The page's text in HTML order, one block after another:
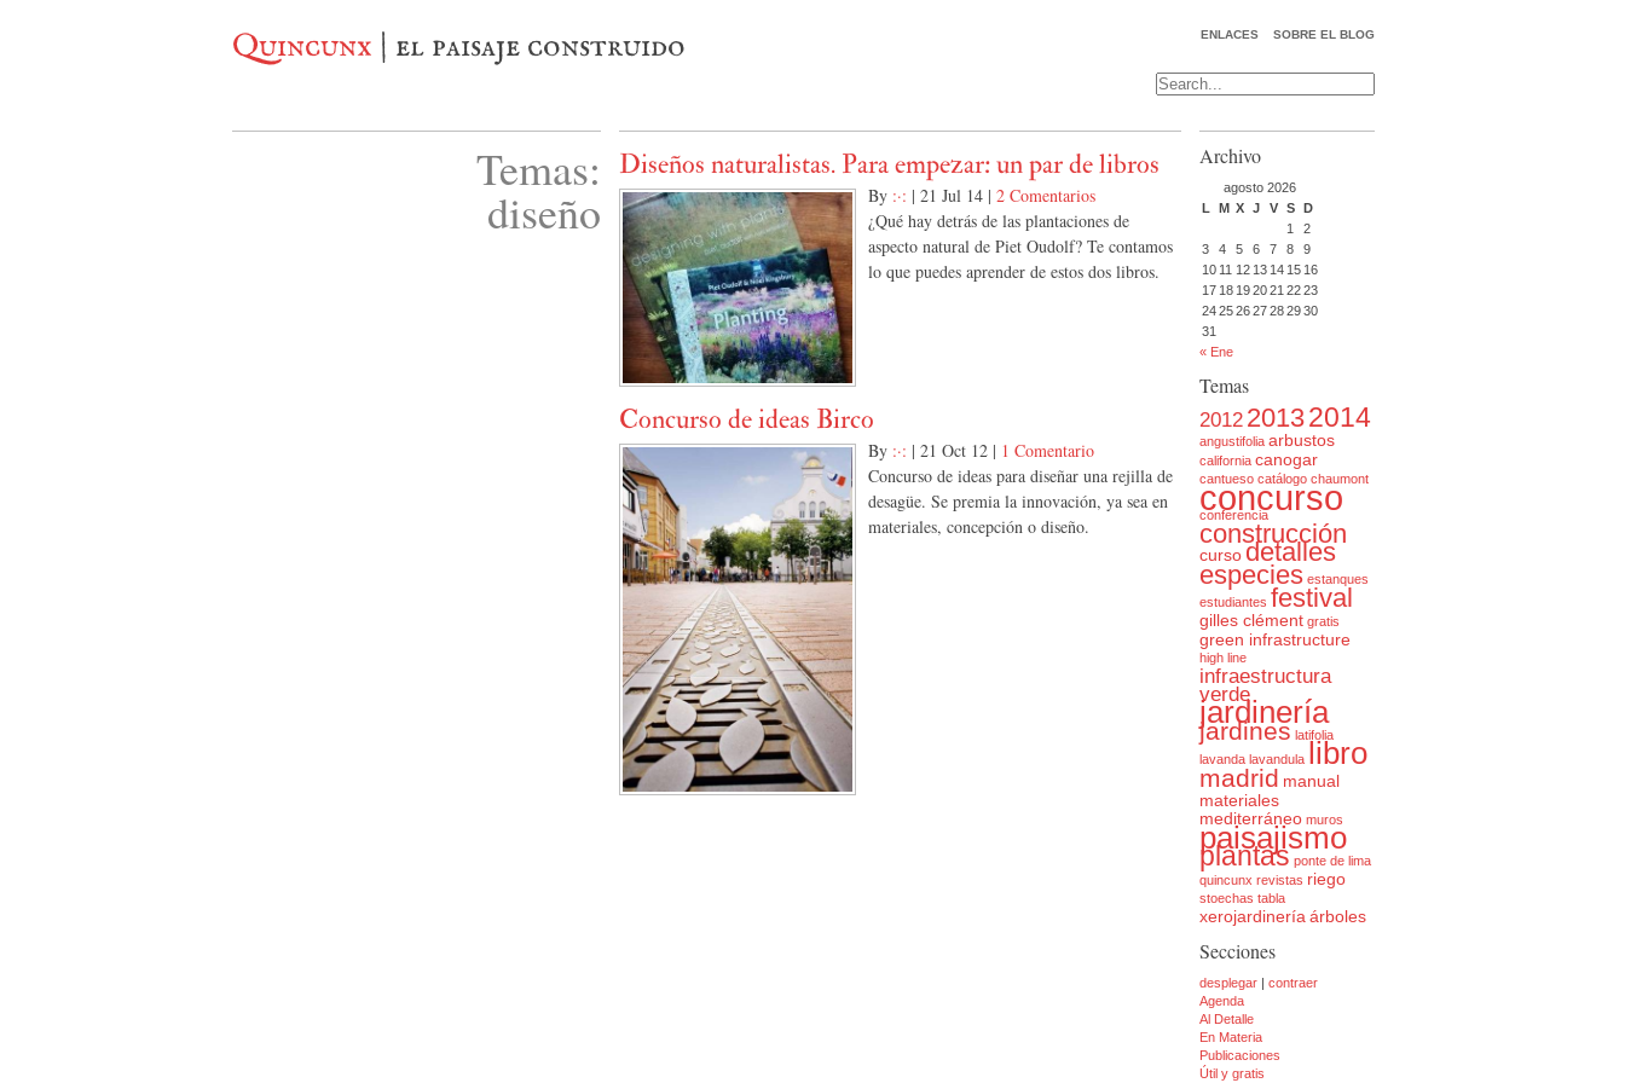
SOBRE EL BLOG
ENLACES
Quincunx | el paisaje construido
Temas:
diseño
Diseños naturalistas. Para empezar: un par de libros
By :·: | 21 Jul 14 | 2 Comentarios
¿Qué hay detrás de las plantaciones de
aspecto natural de Piet Oudolf? Te contamos
lo que puedes aprender de estos dos libros.
Concurso de ideas Birco
By :·: | 21 Oct 12 | 1 Comentario
Concurso de ideas para diseñar una rejilla de
desagüe. Se premia la innovación, ya sea en
materiales, concepción o diseño.
Archivo
agosto 2026
L
M X J V S D
1
2
3
4 5 6 7 8
9
10 11 12 13 14 15 16
17 18 192021 2223
24252627282930
31
« Ene
Temas
2012 20132014
angustifolia arbustos
california canogar
cantueso catálogo chaumont
concurso
conferencia
construcción
cursodetalles
especies estanques
estudiantes festival
gilles clément gratis
green infrastructure
high line
infraestructura
verde
jardinería
jardines latifolia
lavanda lavandula libro
madrid manual
materiales
mediterráneo muros
paisajismo
plantas ponte de lima
quincunx revistas riego
stoechas tabla
xerojardinería árboles
Secciones
desplegar | contraer
Agenda
Al Detalle
En Materia
Publicaciones
Útil y gratis